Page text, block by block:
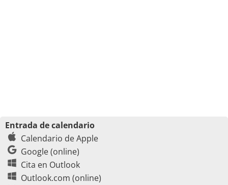
Entrada de calendario
Calendario de Apple
Google (online)
Cita en Outlook
Outlook.com (online)